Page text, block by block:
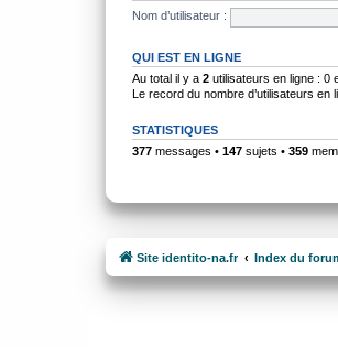
Nom d’utilisateur :
QUI EST EN LIGNE
Au total il y a 2 utilisateurs en ligne : 0
Le record du nombre d’utilisateurs en
STATISTIQUES
377 messages • 147 sujets • 359
Site identito-na.fr Index du